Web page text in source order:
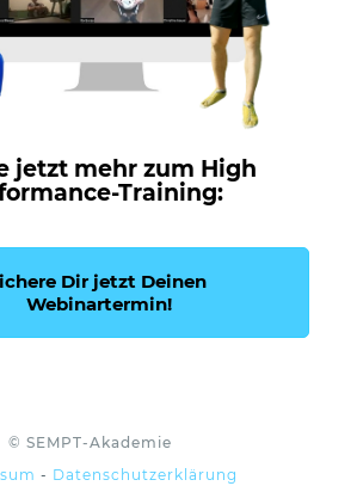
jetzt mehr zum High
Training:
Dir jetzt Deinen
Webinartermin!
© SEMPT-Akademie
- Datenschutzerklärung